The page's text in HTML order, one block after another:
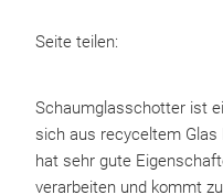
Seite teilen:
Schaumglasschotter ist
sich aus recyceltem
hat sehr gute
verarbeiten und kommt